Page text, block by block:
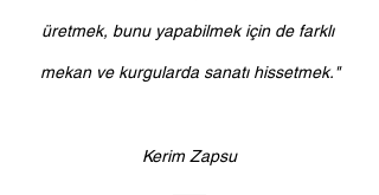
üretmek, bunu yapabilmek için de farklı
mekan ve kurgularda sanatı hissetmek."
Kerim Zapsu